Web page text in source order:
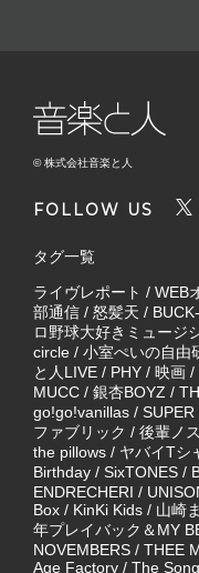
© 株式会社音楽と人
FOLLOW US
タグ一覧
ライヴレポート / WEB
部通信 / 怒髪天 /
ロ野球大好きミュージ
circle / 小室ぺいの自由
と人LIVE / PHY / 映画 /
MUCC / 銀杏BOYZ /
go!go!vanillas / SUPER
ファブリック / 後輩ノ
the pillows / ヤバイTシ
Birthday / SixTONES /
ENDRECHERI /
Box / KinKi Kids / 山崎
年プレイバック＆MY
NOVEMBERS / THEE
Age Factory / The